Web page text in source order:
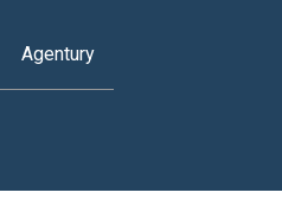
Agentury